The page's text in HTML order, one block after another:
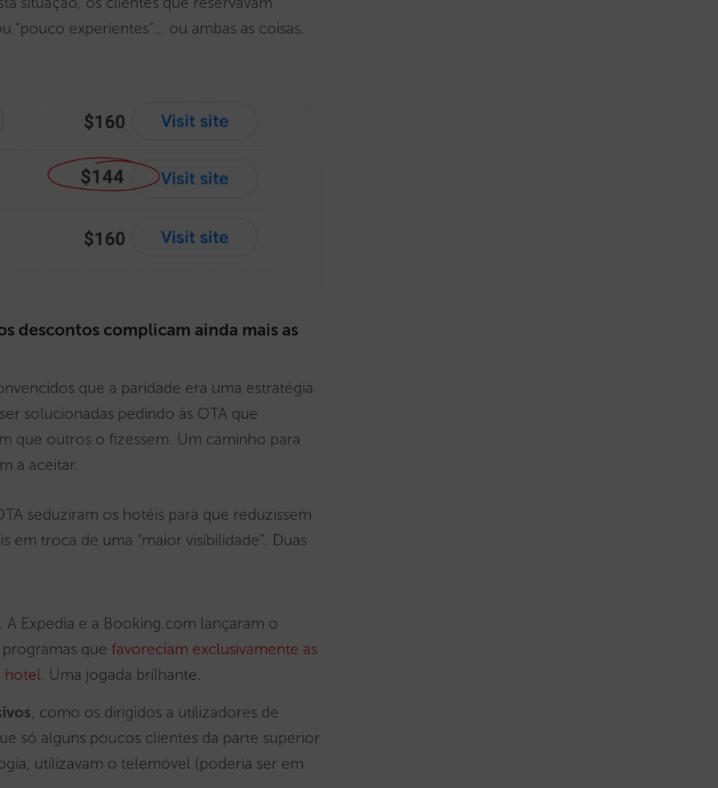
experientes”… ou ambas as coisas.
descontos complicam ainda mais as
que a paridade era uma estratégia
solucionadas pedindo às OTA que
que outros o fizessem. Um caminho para
a aceitar.
seduziram os hotéis para que reduzissem
em troca de uma “maior visibilidade”. Duas
. A Expedia e a Booking.com lançaram o
que favoreciam exclusivamente as
hotel. Uma jogada brilhante.
, como os dirigidos a utilizadores de
só alguns poucos clientes da parte superior
utilizavam o telemóvel (poderia ser em